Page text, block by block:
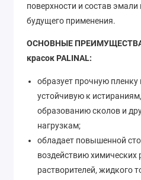
поверхности и состав эмали
будущего применения.
ОСНОВНЫЕ ПРЕИМУЩЕСТВА
красок PALINAL:
образует прочную пленку
устойчивую к
образованию сколов и
нагрузкам;
обладает повышенной
воздействию химических
растворителей, жидкого